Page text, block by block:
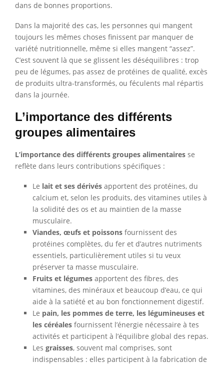
dans de bonnes proportions.
Dans la majorité des cas, les personnes qui mangent
toujours les mêmes choses finissent par manquer de
variété nutritionnelle, même si elles mangent “assez”.
C’est souvent là que se glissent les déséquilibres : trop
peu de légumes, pas assez de protéines de qualité, excès
de produits ultra-transformés, ou féculents mal répartis
dans la journée.
L’importance des différents
groupes alimentaires
L’importance des différents groupes alimentaires se
reflète dans leurs contributions spécifiques :
Le lait et ses dérivés apportent des protéines, du
calcium et, selon les produits, des vitamines utiles à
la solidité des os et au maintien de la masse
musculaire.
Viandes, œufs et poissons fournissent des
protéines complètes, du fer et d’autres nutriments
essentiels, particulièrement utiles si tu veux
préserver ta masse musculaire.
Fruits et légumes apportent des fibres, des
vitamines, des minéraux et beaucoup d’eau, ce qui
aide à la satiété et au bon fonctionnement digestif.
Le pain, les pommes de terre, les légumineuses et
les céréales fournissent l’énergie nécessaire à tes
activités et participent à l’équilibre global des repas.
Les graisses, souvent mal comprises, sont
indispensables : elles participent à la fabrication de